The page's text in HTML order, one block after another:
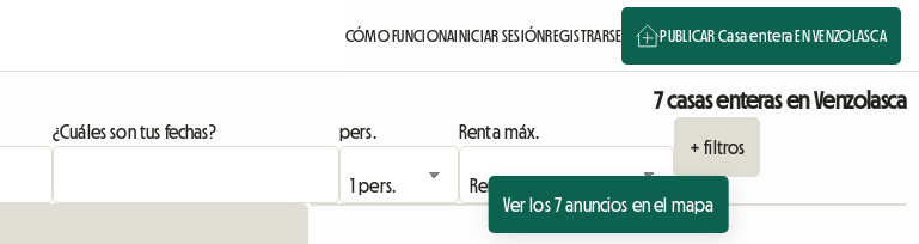
CÓMO FUNCIONAINICIAR SESIÓNREGISTRARSE PUBLICAR Casa entera EN VENZOLASCA
7 casas enteras en Venzolasca
¿Cuáles son tus fechas? pers.
Renta máx.
+ filtros
Ver los 7 anuncios en el mapa